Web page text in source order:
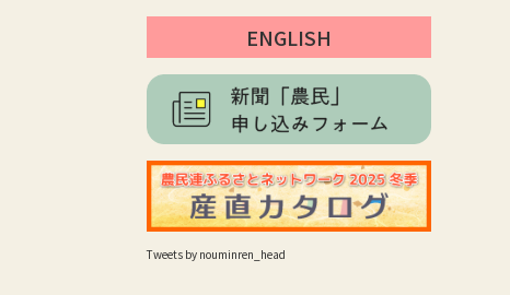
ENGLISH
Tweets by nouminren_head